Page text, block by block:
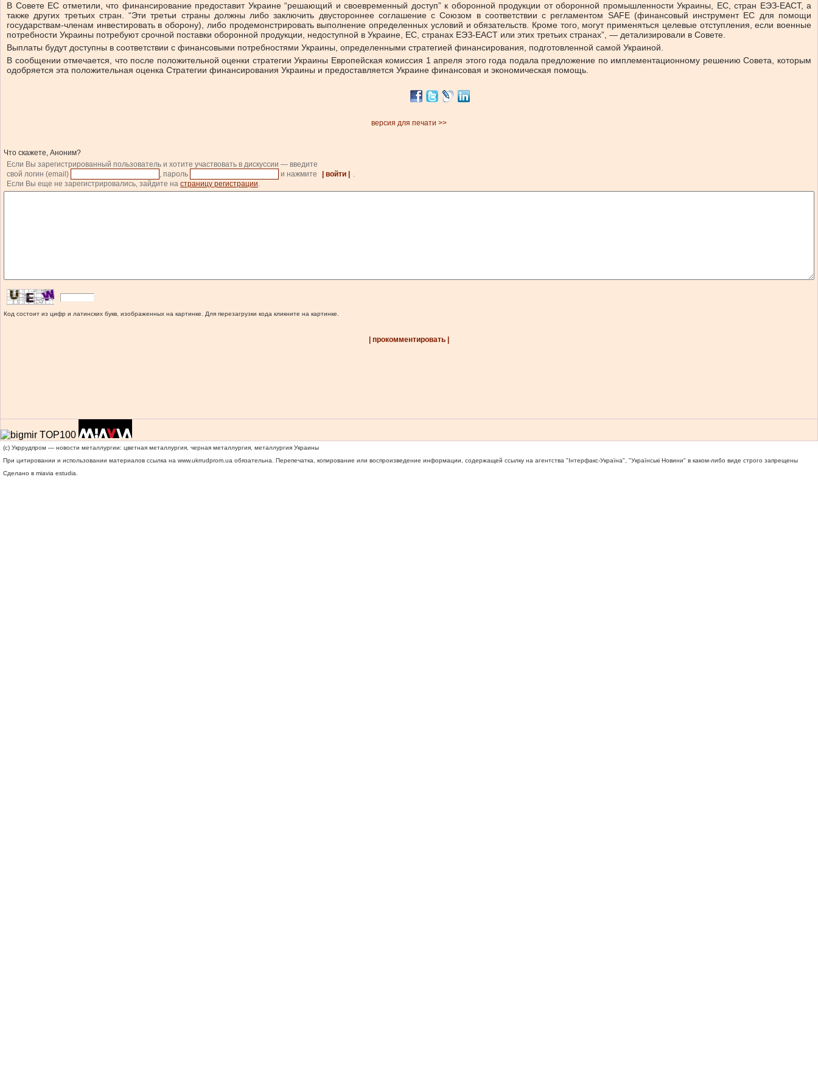
В Совете ЕС отметили, что финансирование предоставит Украине “решающий и своевременный доступ” к оборонной продукции от оборонной промышленности Украины, ЕС, стран ЕЭЗ-ЕАСТ, а
также других третьих стран. “Эти третьи страны должны либо заключить двустороннее соглашение с Союзом в соответствии с регламентом SAFE (финансовый инструмент ЕС для помощи
государствам-членам инвестировать в оборону), либо продемонстрировать выполнение определенных условий и обязательств. Кроме того, могут применяться целевые отступления, если военные
потребности Украины потребуют срочной поставки оборонной продукции, недоступной в Украине, ЕС, странах ЕЭЗ-ЕАСТ или этих третьих странах”, — детализировали в Совете.
Выплаты будут доступны в соответствии с финансовыми потребностями Украины, определенными стратегией финансирования, подготовленной самой Украиной.
В сообщении отмечается, что после положительной оценки стратегии Украины Европейская комиссия 1 апреля этого года подала предложение по имплементационному решению Совета, которым
одобряется эта положительная оценка Стратегии финансирования Украины и предоставляется Украине финансовая и экономическая помощь.
версия для печати >>
Что скажете, Аноним?
Если Вы зарегистрированный пользователь и хотите участвовать в дискуссии — введите
свой логин (email)
, пароль и нажмите | войти |
.
Если Вы еще не зарегистрировались, зайдите на страницу регистрации.
Код состоит из цифр и латинских букв, изображенных на картинке. Для перезагрузки кода кликните на картинке.
| прокомментировать |
(c) Укррудпром — новости металлургии: цветная металлургия, черная металлургия, металлургия Украины
При цитировании и использовании материалов ссылка на www.ukrrudprom.ua обязательна. Перепечатка, копирование или воспроизведение информации, содержащей ссылку на агентства "Iнтерфакс-Україна", "Українськi Новини" в каком-либо виде строго запрещены
Сделано в miavia estudia.